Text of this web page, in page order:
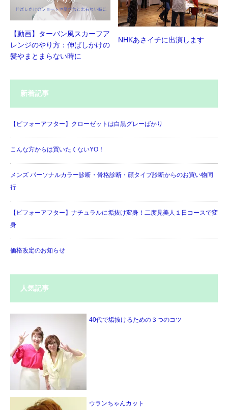
【動画】ターバン風スカーフア
レンジのやり方：伸ばしかけの
髪やまとまらない時に
NHKあさイチに出演します
新着記事
【ビフォーアフター】クローゼットは白黒グレーばかり
こんな方からは買いたくないYO！
メンズ パーソナルカラー診断・骨格診断・顔タイプ診断からのお買い物同
行
【ビフォーアフター】ナチュラルに垢抜け変身！二度見美人１日コースで変
身
価格改定のお知らせ
人気記事
40代で垢抜けるための３つのコツ
ウランちゃんカット